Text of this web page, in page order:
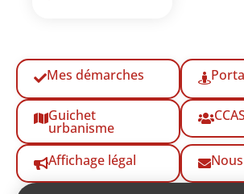
Mes démarches
Guichet
urbanisme
CCAS
Affichage légal